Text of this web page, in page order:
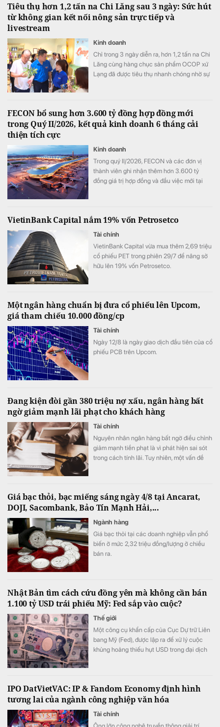
Tiêu thụ hơn 1,2 tấn na Chi Lăng sau 3 ngày: Sức hút
từ không gian kết nối nông sản trực tiếp và
livestream
Kinh doanh
Chỉ trong 3 ngày diễn ra, hơn 1,2 tấn na Chi
Lăng cùng hàng chục sản phẩm OCOP xứ
Lạng đã được tiêu thụ nhanh chóng nhờ sự
FECON bổ sung hơn 3.600 tỷ đồng hợp đồng mới
trong Quý II/2026, kết quả kinh doanh 6 tháng cải
thiện tích cực
Kinh doanh
Trong quý II/2026, FECON và các đơn vị
thành viên ghi nhận thêm hơn 3.600 tỷ
đồng giá trị hợp đồng và đầu việc mới tại
tháng đầu năm của doanh nghiệp cũng ghi
thuế cao hơn đáng kể so với cùng kỳ năm
2025.
VietinBank Capital nắm 19% vốn Petrosetco
Tài chính
VietinBank Capital vừa mua thêm 2,69 triệu
cổ phiếu PET trong phiên 29/7 để nâng sở
hữu lên 19% vốn Petrosetco.
Một ngân hàng chuẩn bị đưa cổ phiếu lên Upcom,
giá tham chiếu 10.000 đồng/cp
Tài chính
Ngày 12/8 là ngày giao dịch đầu tiên của cổ
phiếu PCB trên Upcom.
Đang kiện đòi gần 380 triệu nợ xấu, ngân hàng bất
ngờ giảm mạnh lãi phạt cho khách hàng
Tài chính
Nguyên nhân ngân hàng bất ngờ điều chỉnh
giảm mạnh tiền phạt là vì phát hiện sai sót
trong cách tính lãi. Tuy nhiên, một vấn đề
giấy.
Giá bạc thỏi, bạc miếng sáng ngày 4/8 tại Ancarat,
DOJI, Sacombank, Bảo Tín Mạnh Hải,...
Ngành hàng
Giá bạc thỏi tại các doanh nghiệp vẫn phổ
biến ở mức 2,32 triệu đồng/lượng ở chiều
bán ra.
Nhật Bản tìm cách cứu đồng yên mà không cần bán
1.100 tỷ USD trái phiếu Mỹ: Fed sắp vào cuộc?
Thế giới
Một công cụ khẩn cấp của Cục Dự trữ Liên
bang Mỹ (Fed), được lập ra để xử lý cuộc
khủng hoảng thiếu hụt USD trong đại dịch
IPO DatVietVAC: IP & Fandom Economy định hình
tương lai của ngành công nghiệp văn hóa
Tài chính